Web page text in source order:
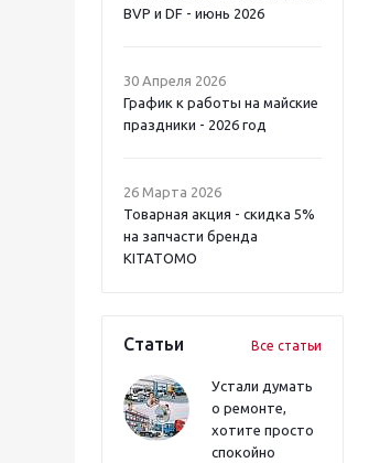
BVP и DF - июнь 2026
30 Апреля 2026
График к работы на майские
праздники - 2026 год
26 Марта 2026
Товарная акция - скидка 5%
на запчасти бренда
KITATOMO
Статьи Все статьи
Устали думать
о ремонте,
хотите просто
спокойно